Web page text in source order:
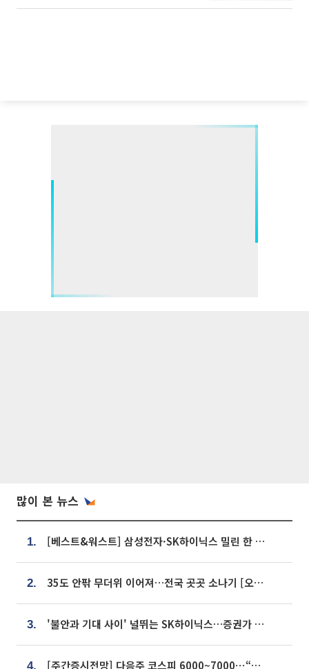
많이 본 뉴스
1. [베스트&워스트] 삼성전자·SK하이닉스 밀린 한 주…상상인증권은 85% 급등
2. 35도 안팎 무더위 이어져…전국 곳곳 소나기 [오늘 날씨]
3. '불안과 기대 사이' 널뛰는 SK하이닉스…증권가 "HBM4·LTA 기반 펀터멘털 견고"
4. [주간증시전망] 다음주 코스피 6000~7000⋯“外人 수급은 정책이 변수”